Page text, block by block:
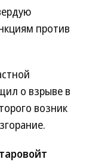
против
о взрыве в
возник